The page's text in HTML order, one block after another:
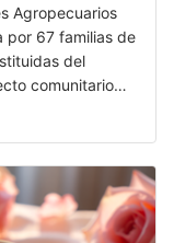
Agropecuarios
por 67 familias de
del
comunitario…